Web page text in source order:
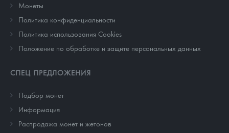
Монеты
Политика конфиденциальности
Политика использования Cookies
Положение по обработке и защите персональных данных
СПЕЦ ПРЕДЛОЖЕНИЯ
Подбор монет
Информация
Распродажа монет и жетонов